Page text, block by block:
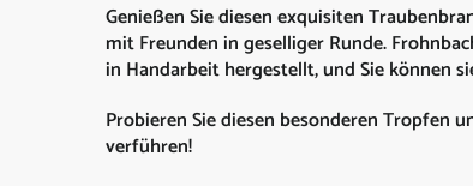
Genießen Sie diesen exquisiten
mit Freunden in geselliger Runde.
in Handarbeit hergestellt, und Sie können
Probieren Sie diesen besonderen Tropfen
verführen!